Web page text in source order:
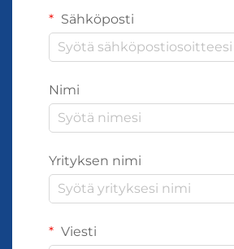
Sähköposti
Nimi
Yrityksen nimi
Viesti